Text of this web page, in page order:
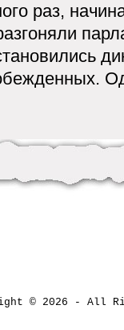
раз,
© 2026 - All